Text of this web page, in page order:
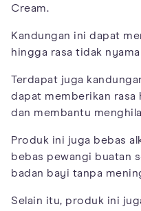
Cream.
Kandungan ini dapat
hingga rasa tidak
Terdapat juga
dapat memberikan rasa
dan membantu
Produk ini juga bebas
bebas pewangi buatan
badan bayi tanpa
Selain itu, produk ini